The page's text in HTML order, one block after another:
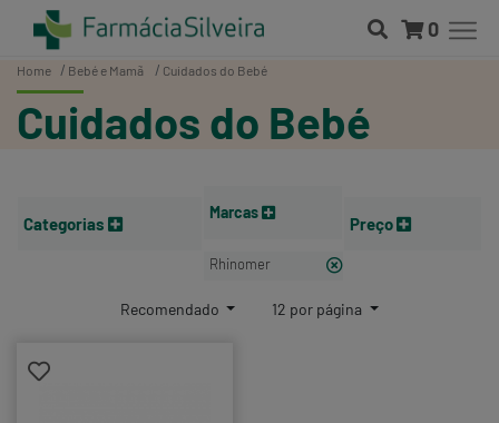
0
Home Bebé e Mamã Cuidados do Bebé
Cuidados do Bebé
Categorias
Marcas
Rhinomer
Preço
Recomendado 12 por página